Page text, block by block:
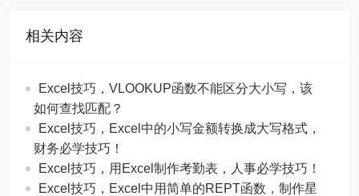
相关内容
Excel技巧，​​VLOOKUP函数不能区分大小写，该
如何查找匹配？
​​Excel技巧，Excel中的小写金额转换成大写格式，
财务必学技巧！
​​Excel技巧，用Excel制作考勤表，人事必学技巧！
Excel技巧，​​Excel中用简单的REPT函数，制作星